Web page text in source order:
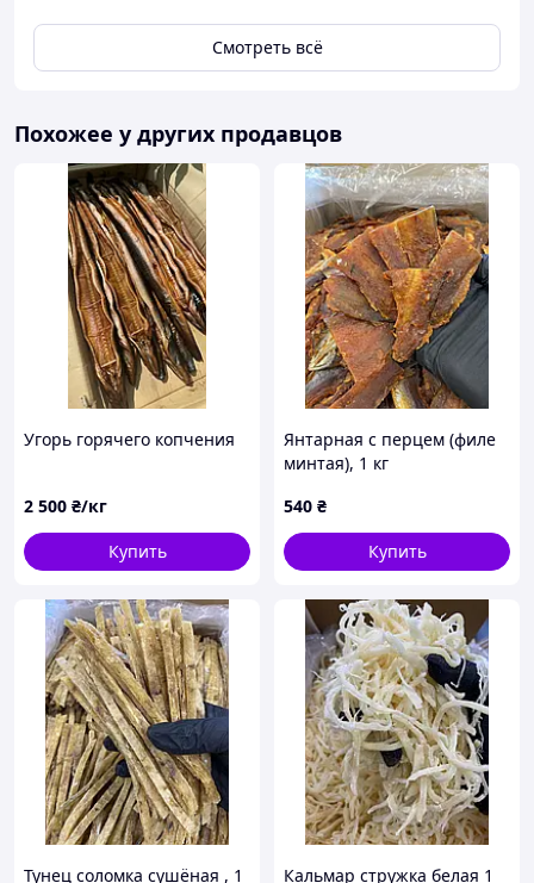
Смотреть всё
Похожее у других продавцов
Угорь горячего копчения
2 500 ₴/кг
Купить
Янтарная с перцем (филе
минтая), 1 кг
540 ₴
Купить
Тунец соломка сушёная , 1 Кальмар стружка белая 1